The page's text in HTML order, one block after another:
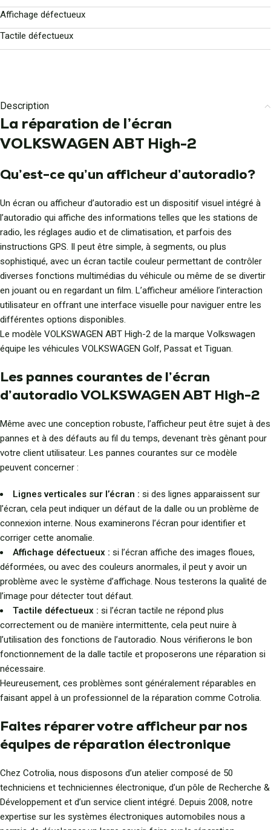
Affichage défectueux
Tactile défectueux
Description
La réparation de l’écran
VOLKSWAGEN ABT High-2
Qu’est-ce qu’un afficheur d’autoradio?
Un écran ou afficheur d’autoradio est un dispositif visuel intégré à
l’autoradio qui affiche des informations telles que les stations de
radio, les réglages audio et de climatisation, et parfois des
instructions GPS. Il peut être simple, à segments, ou plus
sophistiqué, avec un écran tactile couleur permettant de contrôler
diverses fonctions multimédias du véhicule ou même de se divertir
en jouant ou en regardant un film. L’afficheur améliore l’interaction
utilisateur en offrant une interface visuelle pour naviguer entre les
différentes options disponibles.
Le modèle VOLKSWAGEN ABT High-2 de la marque Volkswagen
équipe les véhicules VOLKSWAGEN Golf, Passat et Tiguan.
Les pannes courantes de l’écran
d’autoradio VOLKSWAGEN ABT High-2
Même avec une conception robuste, l’afficheur peut être sujet à des
pannes et à des défauts au fil du temps, devenant très gênant pour
votre client utilisateur. Les pannes courantes sur ce modèle
peuvent concerner :
Lignes verticales sur l’écran : si des lignes apparaissent sur
l’écran, cela peut indiquer un défaut de la dalle ou un problème de
connexion interne. Nous examinerons l’écran pour identifier et
corriger cette anomalie.
Affichage défectueux : si l’écran affiche des images floues,
déformées, ou avec des couleurs anormales, il peut y avoir un
problème avec le système d’affichage. Nous testerons la qualité de
l’image pour détecter tout défaut.
Tactile défectueux : si l’écran tactile ne répond plus
correctement ou de manière intermittente, cela peut nuire à
l’utilisation des fonctions de l’autoradio. Nous vérifierons le bon
fonctionnement de la dalle tactile et proposerons une réparation si
nécessaire.
Heureusement, ces problèmes sont généralement réparables en
faisant appel à un professionnel de la réparation comme Cotrolia.
Faites réparer votre afficheur par nos
équipes de réparation électronique
Chez Cotrolia, nous disposons d’un atelier composé de 50
techniciens et techniciennes électronique, d’un pôle de Recherche &
Développement et d’un service client intégré. Depuis 2008, notre
expertise sur les systèmes électroniques automobiles nous a